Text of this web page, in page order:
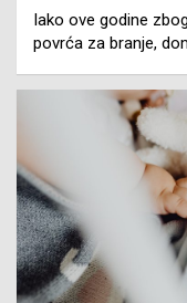
Iako ove godine
povrća za branje,